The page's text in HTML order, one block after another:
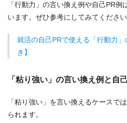
「行動力」の言い換え例や自己PR
います。ぜひ参考にしてみてください
就活の自己PRで使える「行動力
き】
「粘り強い」の言い換え例と自
「粘り強い」を言い換えるケースで
られます。